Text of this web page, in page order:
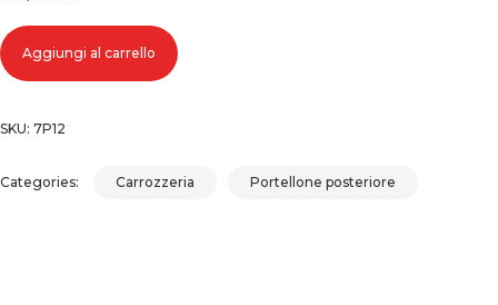
COFANO PORTELLONE BAULE POSTERIORE VOLKSWAGEN POLO (01-
(05-09) quantità
Aggiungi al carrello
SKU: 7P12
Categories: Carrozzeria Portellone posteriore